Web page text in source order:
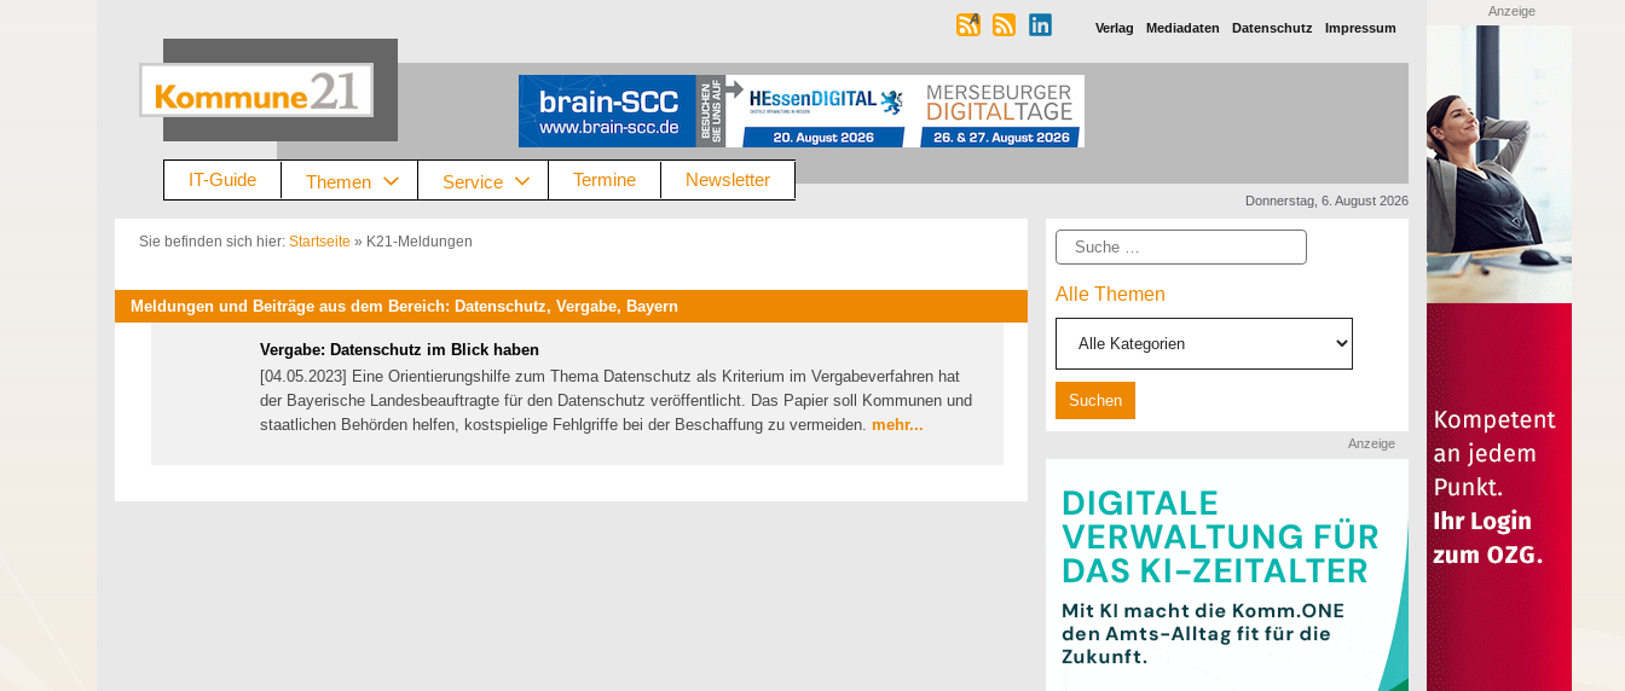
Verlag Mediadaten Datenschutz Impressum
IT-Guide Themen Service Termine Newsletter
Donnerstag, 6. August 2026
Sie befinden sich hier: Startseite » K21-Meldungen
Meldungen und Beiträge aus dem Bereich: Datenschutz, Vergabe, Bayern
Vergabe: Datenschutz im Blick haben
[04.05.2023] Eine Orientierungshilfe zum Thema Datenschutz als Kriterium im Vergabeverfahren hat
der Bayerische Landesbeauftragte für den Datenschutz veröffentlicht. Das Papier soll Kommunen und
staatlichen Behörden helfen, kostspielige Fehlgriffe bei der Beschaffung zu vermeiden. mehr...
Suche
Alle Themen
Anzeige
Anzeige